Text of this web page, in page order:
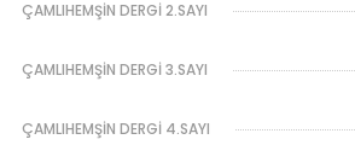
ÇAMLIHEMŞİN DERGİ 2.SAYI
ÇAMLIHEMŞİN DERGİ 3.SAYI
ÇAMLIHEMŞİN DERGİ 4.SAYI